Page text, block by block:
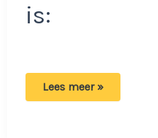
is:
Maak
Lees meer »